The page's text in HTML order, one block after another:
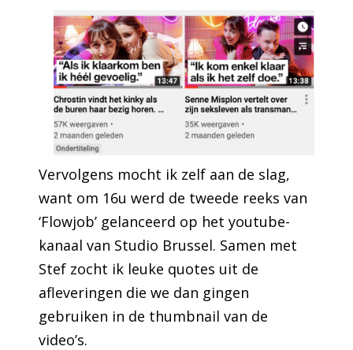
Vervolgens mocht ik zelf aan de slag,
want om 16u werd de tweede reeks van
‘Flowjob’ gelanceerd op het youtube-
kanaal van Studio Brussel. Samen met
Stef zocht ik leuke quotes uit de
afleveringen die we dan gingen
gebruiken in de thumbnail van de
video’s.